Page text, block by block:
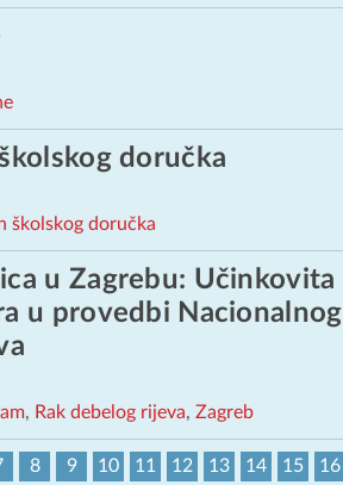
doručka
školskog doručka
u Zagrebu:
u provedbi
, Rak debelog rijeva, Zagreb
8 9 10 11 12 13 14 15 16